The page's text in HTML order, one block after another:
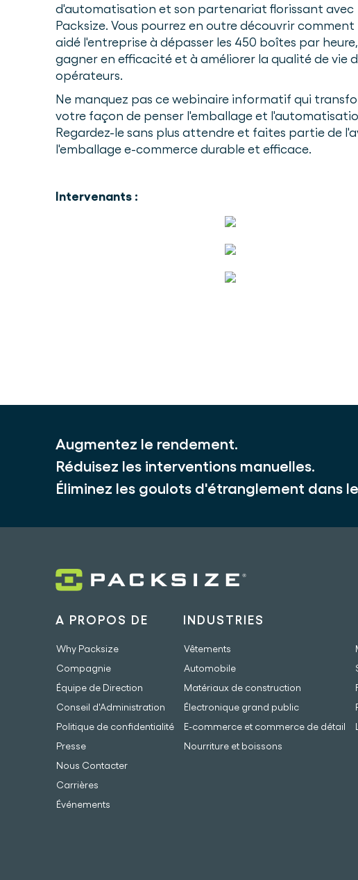
d'automatisation et son partenariat florissant avec
Packsize. Vous pourrez en outre découvrir comment
aidé l'entreprise à dépasser les 450 boîtes par
gagner en efficacité et à améliorer la qualité de vie
opérateurs.
Ne manquez pas ce webinaire informatif qui
votre façon de penser l'emballage et
Regardez-le sans plus attendre et faites partie de
l'emballage e-commerce durable et efficace.
Intervenants :
Augmentez le rendement.
Réduisez les interventions manuelles.
Éliminez les goulots d'étranglement dans
A PROPOS DE
Why Packsize
Compagnie
Équipe de Direction
Conseil d'Administration
Politique de confidentialité
Presse
Nous Contacter
Carrières
Événements
INDUSTRIES
Vêtements
Automobile
Matériaux de construction
Électronique grand public
E-commerce et commerce de détail
Nourriture et boissons